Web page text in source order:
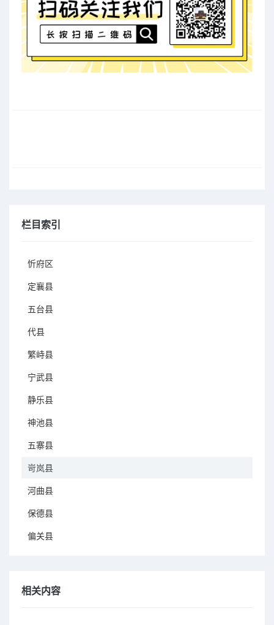
栏目索引
忻府区
定襄县
五台县
代县
繁峙县
宁武县
静乐县
神池县
五寨县
岢岚县
河曲县
保德县
偏关县
相关内容